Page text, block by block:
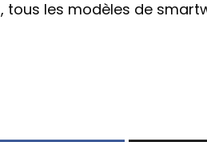
tous les modèles de